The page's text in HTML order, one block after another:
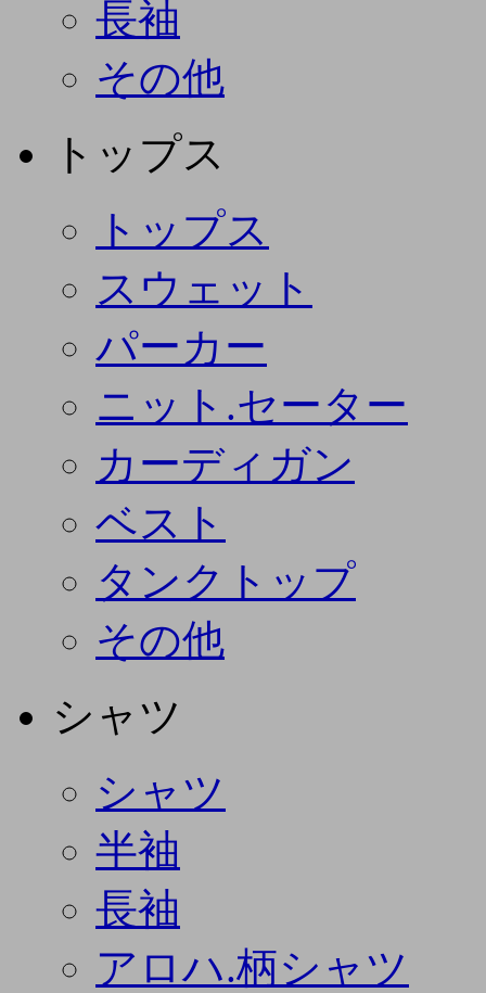
長袖
その他
トップス
トップス
スウェット
パーカー
ニット.セーター
カーディガン
ベスト
タンクトップ
その他
シャツ
シャツ
半袖
長袖
アロハ.柄シャツ